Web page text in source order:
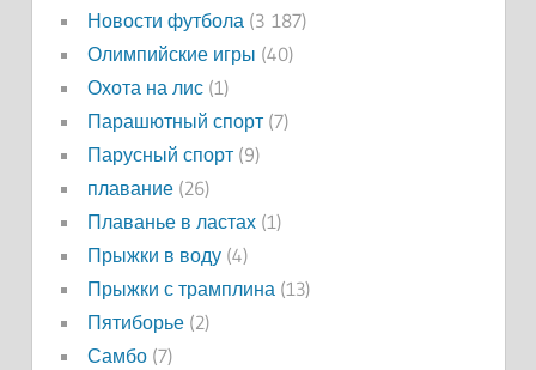
Новости футбола (3 187)
Олимпийские игры (40)
Охота на лис(1)
Парашютный спорт(7)
Парусный спорт(9)
плавание(26)
Плаванье в ластах(1)
Прыжки в воду(4)
Прыжки с трамплина (13)
Пятиборье(2)
Самбо(7)